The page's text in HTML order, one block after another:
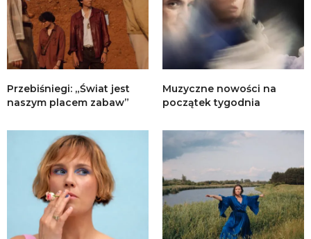
Przebiśniegi: „Świat jest
naszym placem zabaw”
Muzyczne nowości na
początek tygodnia